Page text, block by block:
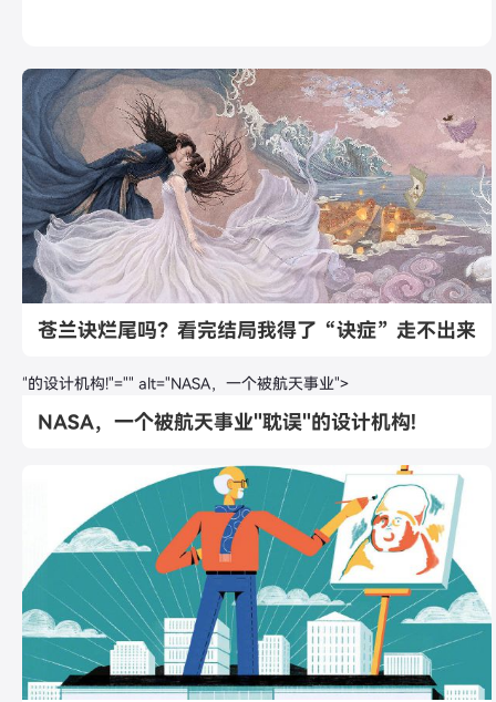
苍兰诀烂尾吗？看完结局我得了“诀症”走不出来
"的设计机构!"="" alt="NASA，一个被航天事业">
NASA，一个被航天事业"耽误"的设计机构!